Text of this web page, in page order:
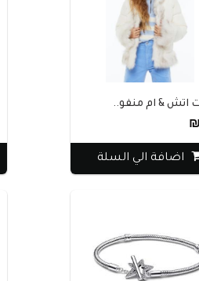
اتش & ام منفو..
اضافة الي السلة